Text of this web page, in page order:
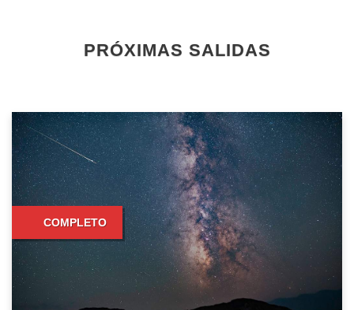
PRÓXIMAS SALIDAS
COMPLETO